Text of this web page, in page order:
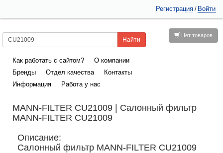
Регистрация / Войти
Нет товаров
Как работать с сайтом?
О компании
Бренды
Отдел качества
Контакты
Информация
Работа у нас
MANN-FILTER CU21009 | Салонный фильтр
MANN-FILTER CU21009
Описание:
Салонный фильтр MANN-FILTER CU21009